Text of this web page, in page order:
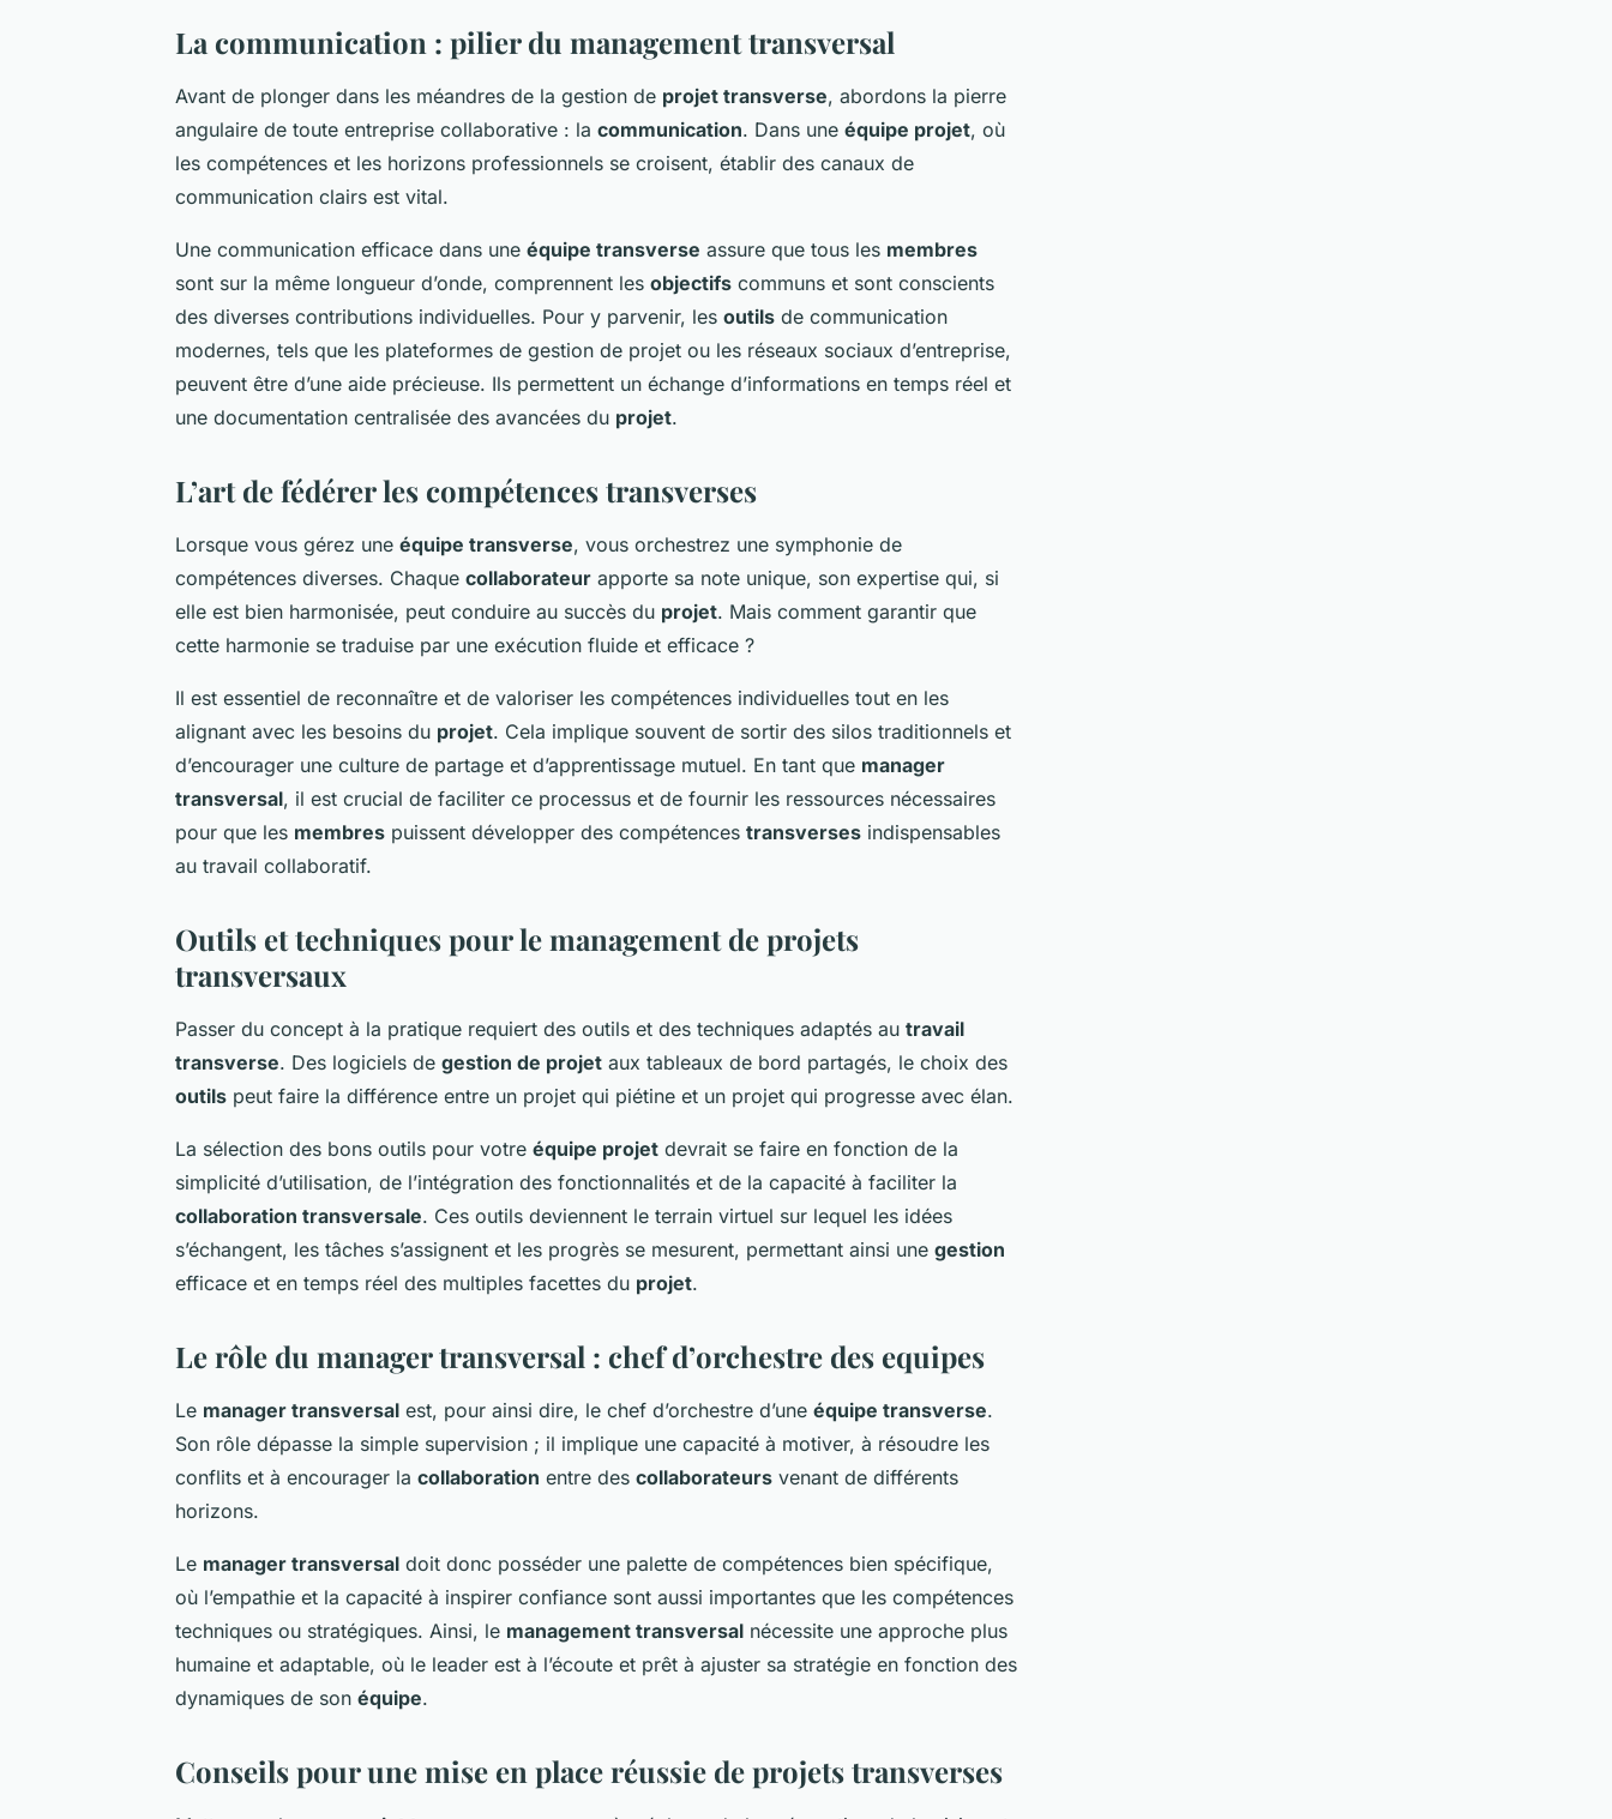
La communication : pilier du management transversal
Avant de plonger dans les méandres de la gestion de projet transverse, abordons la pierre
angulaire de toute entreprise collaborative : la communication. Dans une équipe projet, où
les compétences et les horizons professionnels se croisent, établir des canaux de
communication clairs est vital.
Une communication efficace dans une équipe transverse assure que tous les membres
sont sur la même longueur d’onde, comprennent les objectifs communs et sont conscients
des diverses contributions individuelles. Pour y parvenir, les outils de communication
modernes, tels que les plateformes de gestion de projet ou les réseaux sociaux d’entreprise,
peuvent être d’une aide précieuse. Ils permettent un échange d’informations en temps réel et
une documentation centralisée des avancées du projet.
L’art de fédérer les compétences transverses
Lorsque vous gérez une équipe transverse, vous orchestrez une symphonie de
compétences diverses. Chaque collaborateur apporte sa note unique, son expertise qui, si
elle est bien harmonisée, peut conduire au succès du projet. Mais comment garantir que
cette harmonie se traduise par une exécution fluide et efficace ?
Il est essentiel de reconnaître et de valoriser les compétences individuelles tout en les
alignant avec les besoins du projet. Cela implique souvent de sortir des silos traditionnels et
d’encourager une culture de partage et d’apprentissage mutuel. En tant que manager
transversal, il est crucial de faciliter ce processus et de fournir les ressources nécessaires
pour que les membres puissent développer des compétences transverses indispensables
au travail collaboratif.
Outils et techniques pour le management de projets
transversaux
Passer du concept à la pratique requiert des outils et des techniques adaptés au travail
transverse. Des logiciels de gestion de projet aux tableaux de bord partagés, le choix des
outils peut faire la différence entre un projet qui piétine et un projet qui progresse avec élan.
La sélection des bons outils pour votre équipe projet devrait se faire en fonction de la
simplicité d’utilisation, de l’intégration des fonctionnalités et de la capacité à faciliter la
collaboration transversale. Ces outils deviennent le terrain virtuel sur lequel les idées
s’échangent, les tâches s’assignent et les progrès se mesurent, permettant ainsi une gestion
efficace et en temps réel des multiples facettes du projet.
Le rôle du manager transversal : chef d’orchestre des equipes
Le manager transversal est, pour ainsi dire, le chef d’orchestre d’une équipe transverse.
Son rôle dépasse la simple supervision ; il implique une capacité à motiver, à résoudre les
conflits et à encourager la collaboration entre des collaborateurs venant de différents
horizons.
Le manager transversal doit donc posséder une palette de compétences bien spécifique,
où l’empathie et la capacité à inspirer confiance sont aussi importantes que les compétences
techniques ou stratégiques. Ainsi, le management transversal nécessite une approche plus
humaine et adaptable, où le leader est à l’écoute et prêt à ajuster sa stratégie en fonction des
dynamiques de son équipe.
Conseils pour une mise en place réussie de projets transverses